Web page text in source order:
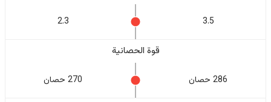
3.5
2.3
قوة الحصانية
286 حصان 270 حصان